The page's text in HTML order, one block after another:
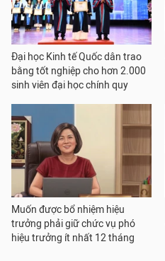
Đại học Kinh tế Quốc dân trao
bằng tốt nghiệp cho hơn 2.000
sinh viên đại học chính quy
Muốn được bổ nhiệm hiệu
trưởng phải giữ chức vụ phó
hiệu trưởng ít nhất 12 tháng